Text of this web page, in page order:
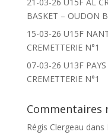
BASKET – OUDON
15-03-26 U15F
CREMETTERIE N°1
07-03-26 U13F
CREMETTERIE N°1
Commentaires
Régis Clergeau dans